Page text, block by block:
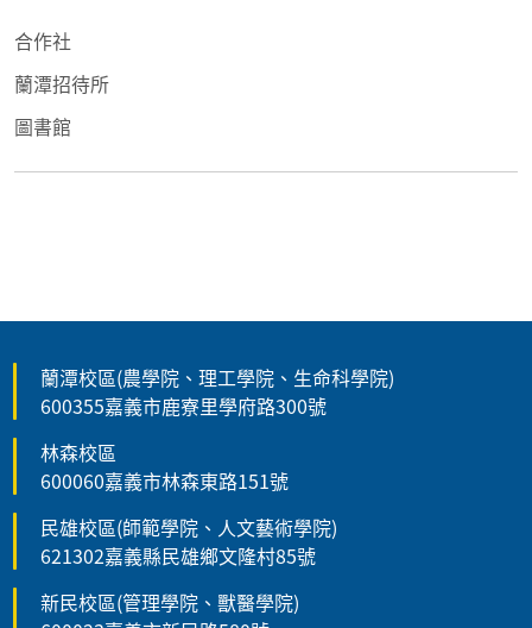
合作社
蘭潭招待所
圖書館
蘭潭校區(農學院、理工學院、生命科學院)
600355嘉義市鹿寮里學府路300號
林森校區
600060嘉義市林森東路151號
民雄校區(師範學院、人文藝術學院)
621302嘉義縣民雄鄉文隆村85號
新民校區(管理學院、獸醫學院)